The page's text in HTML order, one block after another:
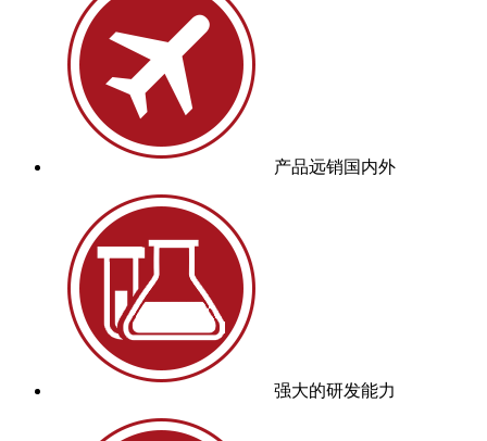
产品远销国内外
强大的研发能力